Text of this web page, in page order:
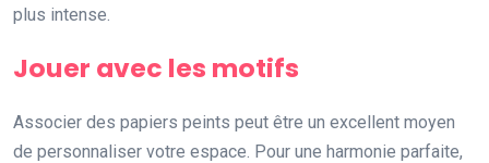
plus intense.
Jouer avec les motifs
Associer des papiers peints peut être un excellent moyen
de personnaliser votre espace. Pour une harmonie parfaite,